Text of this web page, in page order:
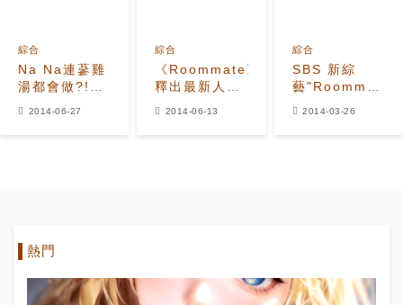
Na Na連蔘雞
湯都會做?!
綜合
2014-06-27
《Roommate》
釋出最新人物
綜合
2014-06-13
SBS 新綜
藝"Roommate"
綜合
2014-03-26
熱門